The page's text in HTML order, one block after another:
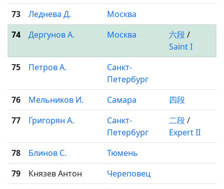
73 Леднева Д.
Москва
74
Дергунов А. Москва 六段/
Saint I
75
Петров А.
Санкт-
Петербург
76
Мельников И. Самара
四段
77
Григорян А.
Санкт-
Петербург
二段/
Expert II
78
Блинов С.
Тюмень
79
Князев Антон
Череповец